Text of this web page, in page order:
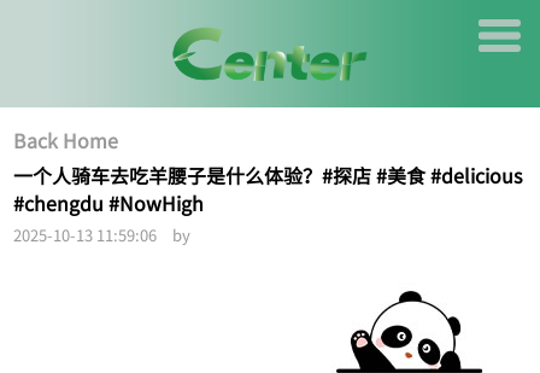
Back Home
一个人骑车去吃羊腰子是什么体验？#探店 #美食 #delicious
#chengdu #NowHigh
2025-10-13 11:59:06 by